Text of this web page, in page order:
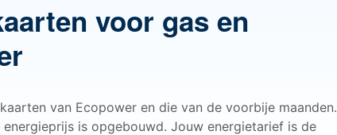
voor gas en
van Ecopower en die van de voorbije maanden.
is opgebouwd. Jouw energietarief is de